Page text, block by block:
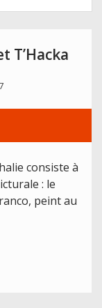
T’Hacka
consiste à
: le
peint au